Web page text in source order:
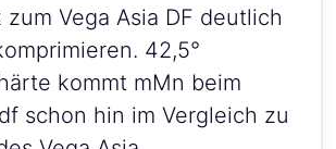
zum Vega Asia DF deutlich
42,5°
kommt mMn beim
schon hin im Vergleich zu